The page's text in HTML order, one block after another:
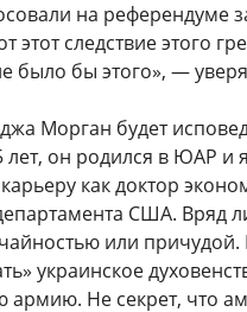
на референдуме
следствие этого
было бы этого», —
Морган будет
лет, он родился в ЮАР и
как доктор
США. Вряд
или
украинское
армию. Не секрет, что